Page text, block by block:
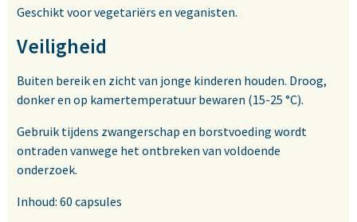
Geschikt voor vegetariërs en veganisten.
Veiligheid
Buiten bereik en zicht van jonge kinderen houden. Droog,
donker en op kamertemperatuur bewaren (15-25 °C).
Gebruik tijdens zwangerschap en borstvoeding wordt
ontraden vanwege het ontbreken van voldoende
onderzoek.
Inhoud: 60 capsules